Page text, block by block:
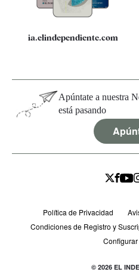
ia.elindependiente.com
Apúntate a nuestra
está pasando
Política de Privacidad
Condiciones de Registro y
© 2026 EL